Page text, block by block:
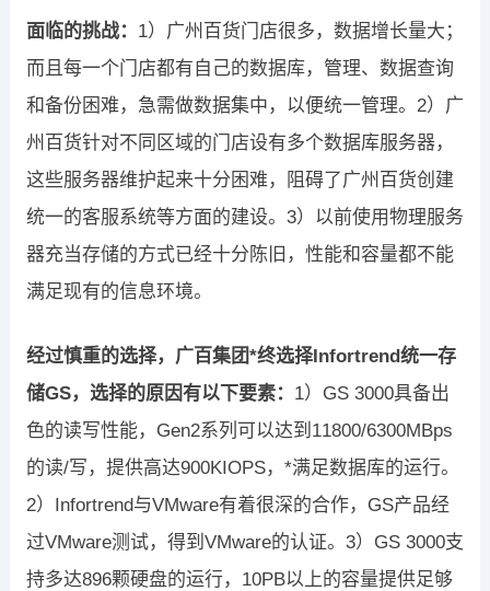
面临的挑战： 1）广州百货门店很多，数据增长量大；
而且每一个门店都有自己的数据库，管理、数据查询
和备份困难，急需做数据集中，以便统一管理。2）广
州百货针对不同区域的门店设有多个数据库服务器，
这些服务器维护起来十分困难，阻碍了广州百货创建
统一的客服系统等方面的建设。3）以前使用物理服务
器充当存储的方式已经十分陈旧，性能和容量都不能
满足现有的信息环境。
经过慎重的选择，广百集团*终选择Infortrend统一存
储GS，选择的原因有以下要素： 1）GS 3000具备出
色的读写性能，Gen2系列可以达到11800/6300MBps
的读/写，提供高达900KIOPS，*满足数据库的运行。
2）Infortrend与VMware有着很深的合作，GS产品经
过VMware测试，得到VMware的认证。3）GS 3000支
持多达896颗硬盘的运行，10PB以上的容量提供足够